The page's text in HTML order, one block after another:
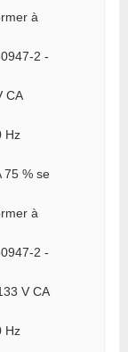
à
2 -
CA
Hz
75 % se
à
2 -
V CA
Hz